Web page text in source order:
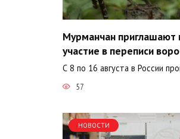
Мурманчан приглашают
участие в переписи
С 8 по 16 августа в России
57
НОВОСТИ